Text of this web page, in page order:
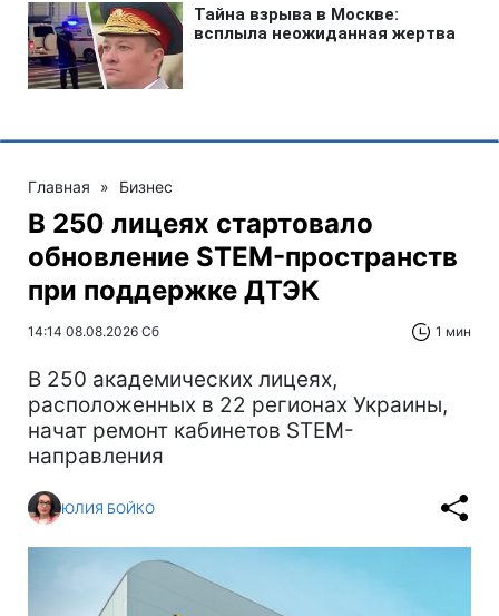
Главная » Бизнес
В 250 лицеях стартовало
обновление STEM-пространств
при поддержке ДТЭК‌
14:14 08.08.2026 Сб 1 мин
В 250 академических лицеях,
расположенных в 22 регионах Украины,
начат ремонт кабинетов STEM-
направления
ЮЛИЯ БОЙКО